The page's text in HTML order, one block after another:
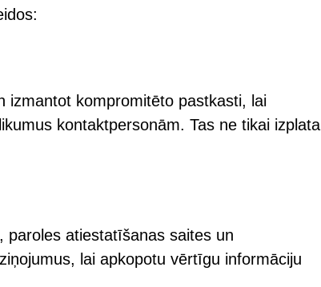
izmantot kompromitēto pastkasti, lai
kontaktpersonām. Tas ne tikai izplata
paroles atiestatīšanas saites un
lai apkopotu vērtīgu informāciju